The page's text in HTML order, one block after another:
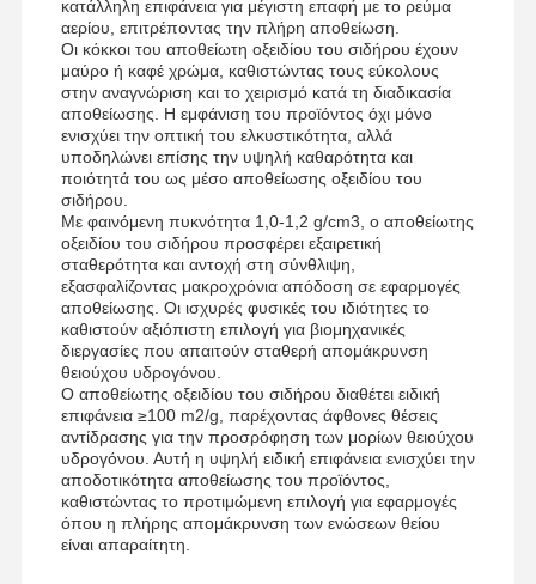
κατάλληλη επιφάνεια για μέγιστη επαφή με το ρεύμα
αερίου, επιτρέποντας την πλήρη αποθείωση.
Οι κόκκοι του αποθείωτη οξειδίου του σιδήρου έχουν
μαύρο ή καφέ χρώμα, καθιστώντας τους εύκολους
στην αναγνώριση και το χειρισμό κατά τη διαδικασία
αποθείωσης. Η εμφάνιση του προϊόντος όχι μόνο
ενισχύει την οπτική του ελκυστικότητα, αλλά
υποδηλώνει επίσης την υψηλή καθαρότητα και
ποιότητά του ως μέσο αποθείωσης οξειδίου του
σιδήρου.
Με φαινόμενη πυκνότητα 1,0-1,2 g/cm3, ο αποθείωτης
οξειδίου του σιδήρου προσφέρει εξαιρετική
σταθερότητα και αντοχή στη σύνθλιψη,
εξασφαλίζοντας μακροχρόνια απόδοση σε εφαρμογές
αποθείωσης. Οι ισχυρές φυσικές του ιδιότητες το
καθιστούν αξιόπιστη επιλογή για βιομηχανικές
διεργασίες που απαιτούν σταθερή απομάκρυνση
θειούχου υδρογόνου.
Ο αποθείωτης οξειδίου του σιδήρου διαθέτει ειδική
επιφάνεια ≥100 m2/g, παρέχοντας άφθονες θέσεις
αντίδρασης για την προσρόφηση των μορίων θειούχου
υδρογόνου. Αυτή η υψηλή ειδική επιφάνεια ενισχύει την
αποδοτικότητα αποθείωσης του προϊόντος,
καθιστώντας το προτιμώμενη επιλογή για εφαρμογές
όπου η πλήρης απομάκρυνση των ενώσεων θείου
είναι απαραίτητη.